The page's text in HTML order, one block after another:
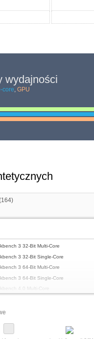
wydajności
core, GPU
3 32-Bit Multi-Core
3 32-Bit Single-Core
3 64-Bit Multi-Core
3 64-Bit Single-Core
4.0 Multi-Core
4.4 Multi-Core